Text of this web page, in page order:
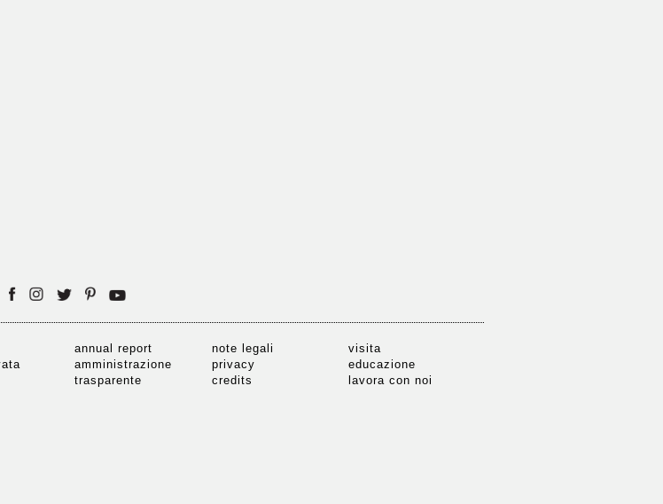
annual report
amministrazione
trasparente
note legali
privacy
credits
visita
educazione
lavora con noi